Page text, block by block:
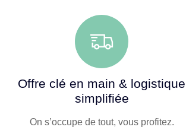
Offre clé en main & logistique
simplifiée
On s’occupe de tout, vous profitez.